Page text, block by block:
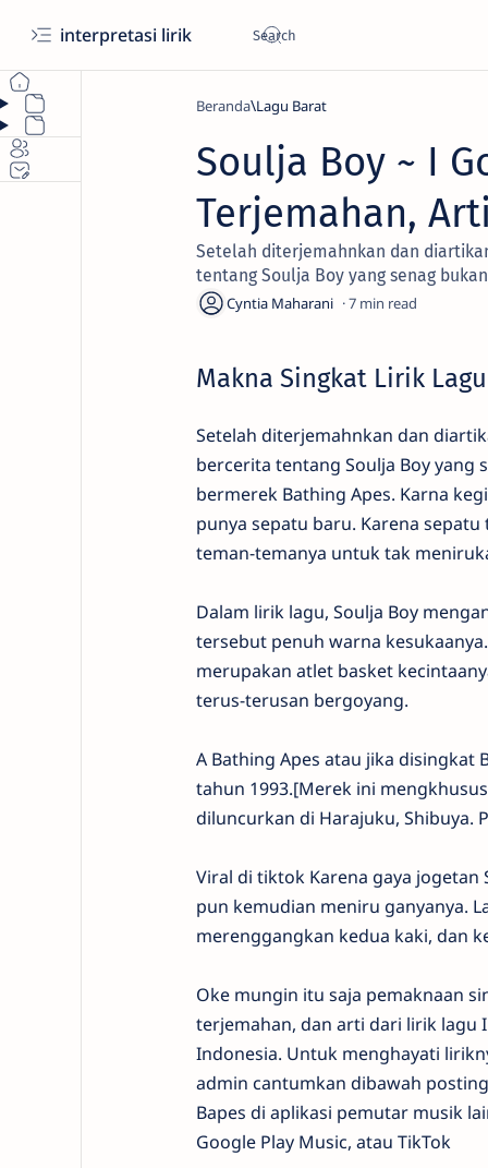
interpretasi lirik
Beranda Lagu Barat
Soulja Boy ~ I
Terjemahan,
Setelah diterjemahnkan dan
tentang Soulja Boy yang senag
7
Makna Singkat Lirik
Setelah diterjemahnkan dan
bercerita tentang Soulja Boy yang
bermerek Bathing Apes. Karna
punya sepatu baru. Karena
teman-temanya untuk tak
Dalam lirik lagu, Soulja Boy
tersebut penuh warna
merupakan atlet basket
terus-terusan bergoyang.
A Bathing Apes atau jika disingkat
tahun 1993.[Merek ini
diluncurkan di Harajuku, Shibuya.
Viral di tiktok Karena gaya jogetan
pun kemudian meniru ganyanya.
merenggangkan kedua kaki, dan
Oke mungin itu saja pemaknaan
terjemahan, dan arti dari lirik lagu
Indonesia. Untuk menghayati
admin cantumkan dibawah
Bapes di aplikasi pemutar musik
Google Play Music, atau TikTok